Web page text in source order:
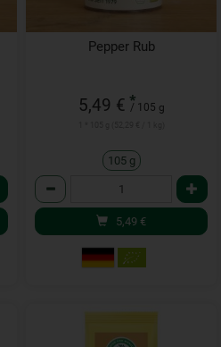
Pepper Rub
5,49 € *
/ 105 g
105 g
Anzahl
5,49 €